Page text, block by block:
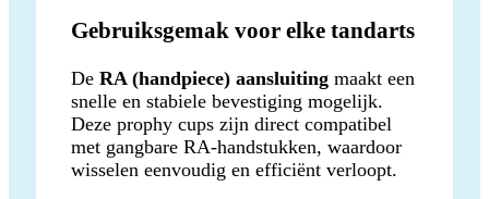
Gebruiksgemak voor elke tandarts
De RA (handpiece) aansluiting maakt een
snelle en stabiele bevestiging mogelijk.
Deze prophy cups zijn direct compatibel
met gangbare RA-handstukken, waardoor
wisselen eenvoudig en efficiënt verloopt.